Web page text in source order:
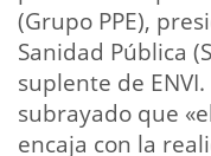
(Grupo PPE),
Sanidad Pública
suplente de
subrayado que
encaja con la